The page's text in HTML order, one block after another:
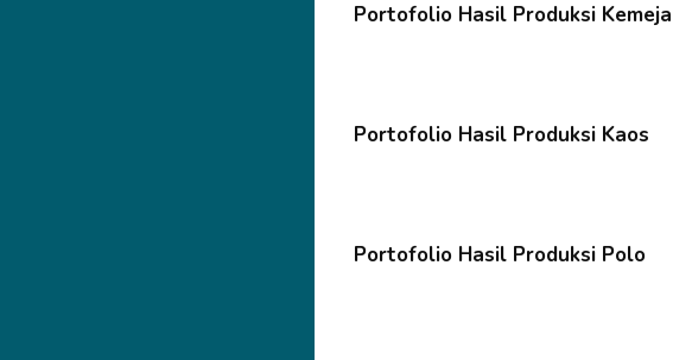
Portofolio Hasil Produksi Kemeja
Portofolio Hasil Produksi Kaos
Portofolio Hasil Produksi Polo